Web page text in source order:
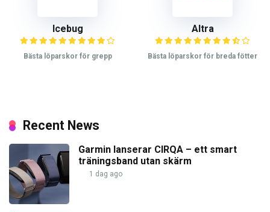
Icebug
Bästa löparskor för grepp
Altra
Bästa löparskor för breda fötter
Recent News
Garmin lanserar CIRQA – ett smart
träningsband utan skärm
1 dag ago